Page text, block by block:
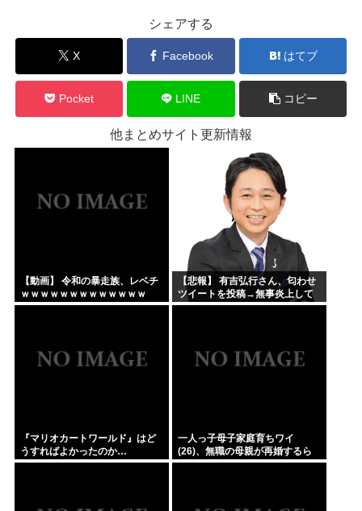
シェアする
X Facebook はてブ
Pocket LINE コピー
他まとめサイト更新情報
【動画】 令和の暴走族、レベチ
ｗｗｗｗｗｗｗｗｗｗｗｗｗ
【悲報】 有吉弘行さん、匂わせ
ツイートを投稿→無事炎上して
しまう・・・
『マリオカートワールド』はど
うすればよかったのか…
一人っ子母子家庭育ちワイ
(26)、無職の母親が再婚するら
しくて驚愕